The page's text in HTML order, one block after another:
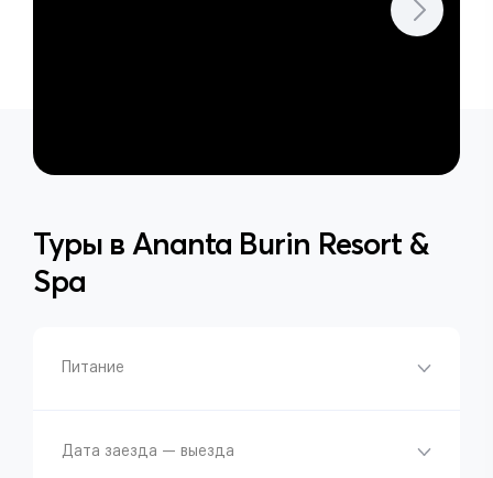
Туры в Ananta Burin Resort &
Spa
Питание
Дата заезда — выезда